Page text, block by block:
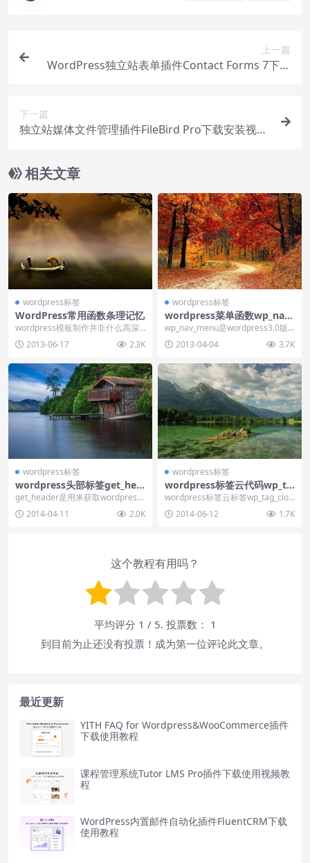
上一篇
WordPress独立站表单插件Contact Forms 7下载
下一篇
独立站媒体文件管理插件FileBird Pro下载安装视频
相关文章
wordpress标签
WordPress常用函数条理记忆
wordpress模板制作并非什么高深
的技术，任何一个想学习模板制作
的朋友都可以...
2013-06-17 2.3K
wordpress标签
wordpress菜单函数wp_nav_
menu的使用
wp_nav_menu是wordpress3.0版
本后所支持的菜单函数，可以在
网...2013-04-04 3.7K
wordpress标签
wordpress头部标签get_hea
der使用
get_header是用来获取wordpress
头部模板header.php文件...
2014-04-11 2.0K
wordpress标签
wordpress标签云代码wp_ta
g_cloud
wordpress标签云标签wp_tag_clou
d主要是用来展示wordpre...
2014-06-12 1.7K
这个教程有用吗？
平均评分 1 / 5. 投票数： 1
到目前为止还没有投票！成为第一位评论此文章。
最近更新
YITH FAQ for Wordpress&WooCommerce插件
下载使用教程
课程管理系统Tutor LMS Pro插件下载使用视频教
程
WordPress内置邮件自动化插件FluentCRM下载
使用教程